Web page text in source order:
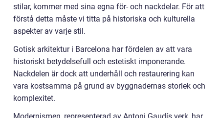
stilar, kommer med sina egna för- och nackdelar. För att
förstå detta måste vi titta på historiska och kulturella
aspekter av varje stil.
Gotisk arkitektur i Barcelona har fördelen av att vara
historiskt betydelsefull och estetiskt imponerande.
Nackdelen är dock att underhåll och restaurering kan
vara kostsamma på grund av byggnadernas storlek och
komplexitet.